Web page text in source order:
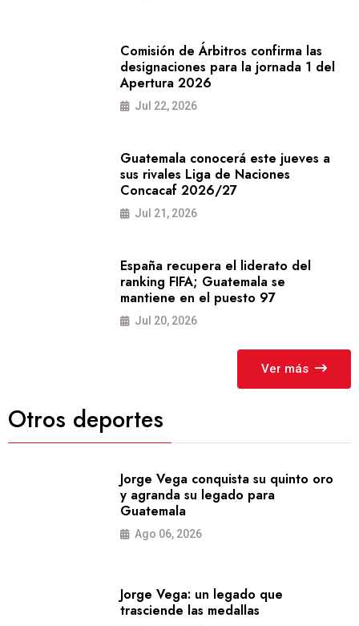
Comisión de Árbitros confirma las
designaciones para la jornada 1 del
Apertura 2026
Jul 22, 2026
Guatemala conocerá este jueves a
sus rivales Liga de Naciones
Concacaf 2026/27
Jul 21, 2026
España recupera el liderato del
ranking FIFA; Guatemala se
mantiene en el puesto 97
Jul 20, 2026
Ver más
Otros deportes
Jorge Vega conquista su quinto oro
y agranda su legado para
Guatemala
Ago 06, 2026
Jorge Vega: un legado que
trasciende las medallas